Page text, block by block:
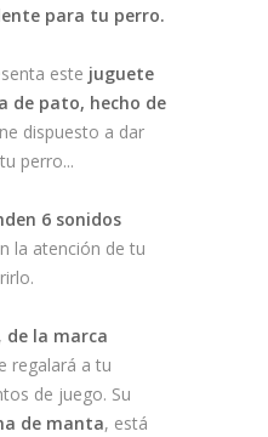
para tu perro.
este juguete
de pato, hecho de
dispuesto a dar
perro...
6 sonidos
la atención de tu
de la marca
regalará a tu
de juego. Su
de manta, está